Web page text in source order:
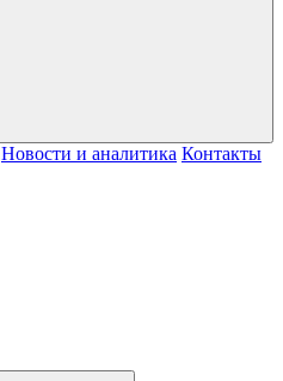
Новости и аналитика Контакты